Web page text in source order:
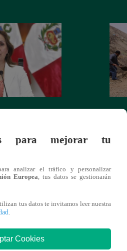
te puede
para mejorar tu
analizar el tráfico y personalizar
Europea , tus datos se gestionarán
tus datos te invitamos leer nuestra
Cookies